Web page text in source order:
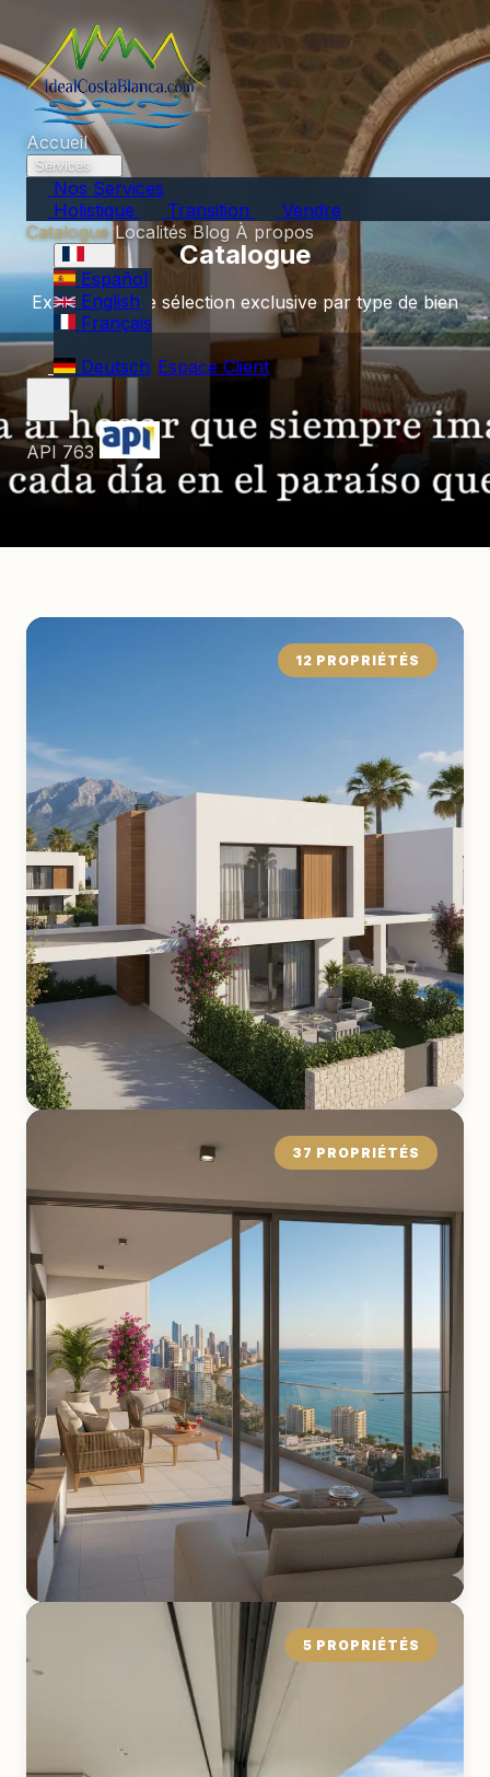
Accueil
Services
Nos Services
Holistique
Transition
Vendre
Catalogue Localités Blog À propos
Español
English
Français
Deutsch Espace Client
API 763
Catalogue
Explorez notre sélection exclusive par type de bien
12 PROPRIÉTÉS
Maison de Ville
EXPLORER LA COLLECTION
37 PROPRIÉTÉS
Appartement
5 PROPRIÉTÉS